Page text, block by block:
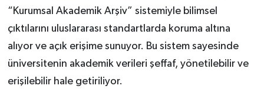
“Kurumsal Akademik Arşiv” sistemiyle bilimsel
çıktılarını uluslararası standartlarda koruma altına
alıyor ve açık erişime sunuyor. Bu sistem sayesinde
üniversitenin akademik verileri şeffaf, yönetilebilir ve
erişilebilir hale getiriliyor.